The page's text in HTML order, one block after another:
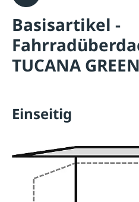
Basisartikel -
TUCANA GREEN
Einseitig